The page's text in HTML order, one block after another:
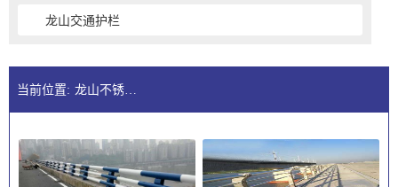
龙山交通护栏
当前位置: 龙山不锈钢护栏公司